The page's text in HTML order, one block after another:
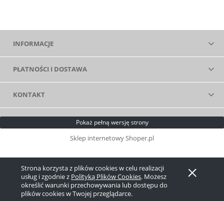
Strona korzysta z plików cookies w celu realizacji
usług i zgodnie z Polityką Plików Cookies. Możesz
określić warunki przechowywania lub dostępu do
plików cookies w Twojej przeglądarce.
INFORMACJE
PŁATNOŚCI I DOSTAWA
KONTAKT
Pokaż pełną wersję strony
Sklep internetowy Shoper.pl